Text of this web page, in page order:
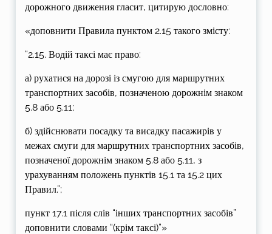
дорожного движения гласит, цитирую дословно:
«доповнити Правила пунктом 2.15 такого змісту:
“2.15. Водій таксі має право:
а) рухатися на дорозі із смугою для маршрутних
транспортних засобів, позначеною дорожнім знаком
5.8 або 5.11;
б) здійснювати посадку та висадку пасажирів у
межах смуги для маршрутних транспортних засобів,
позначеної дорожнім знаком 5.8 або 5.11, з
урахуванням положень пунктів 15.1 та 15.2 цих
Правил.”;
пункт 17.1 після слів “інших транспортних засобів”
доповнити словами “(крім таксі)”»